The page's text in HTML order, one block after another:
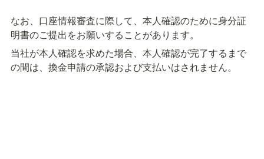
なお、口座情報審査に際して、本人確認のために身分証
明書のご提出をお願いすることがあります。
当社が本人確認を求めた場合、本人確認が完了するまで
の間は、換金申請の承認および支払いはされません。